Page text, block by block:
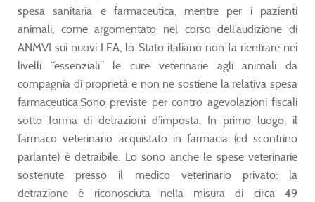
spesa sanitaria e farmaceutica, mentre per i pazienti
animali, come argomentato nel corso dell’audizione di
ANMVI sui nuovi LEA, lo Stato italiano non fa rientrare nei
livelli “essenziali” le cure veterinarie agli animali da
compagnia di proprietà e non ne sostiene la relativa spesa
farmaceutica.Sono previste per contro agevolazioni fiscali
sotto forma di detrazioni d’imposta. In primo luogo, il
farmaco veterinario acquistato in farmacia (cd scontrino
parlante) è detraibile. Lo sono anche le spese veterinarie
sostenute presso il medico veterinario privato: la
detrazione è riconosciuta nella misura di circa 49